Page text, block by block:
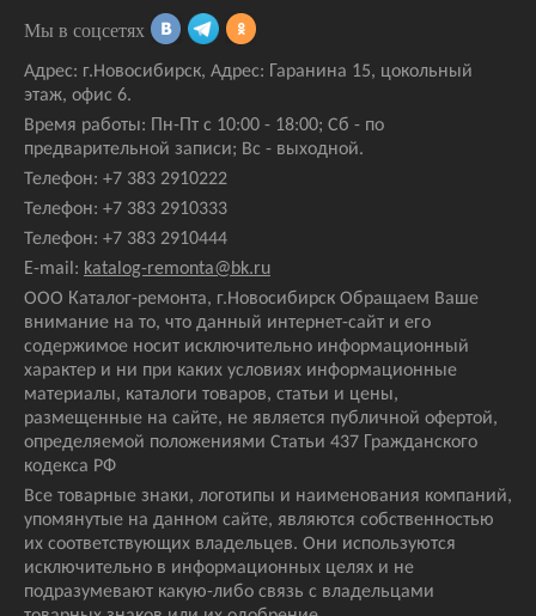
Адрес: г.Новосибирск, Адрес: Гаранина 15, цокольный
этаж, офис 6.
Время работы: Пн-Пт с 10:00 - 18:00; Сб - по
предварительной записи; Вс - выходной.
Телефон: +7 383 2910222
Телефон: +7 383 2910333
Телефон: +7 383 2910444
E-mail: katalog-remonta@bk.ru
ООО Каталог-ремонта, г.Новосибирск Обращаем Ваше
внимание на то, что данный интернет-сайт и его
содержимое носит исключительно информационный
характер и ни при каких условиях информационные
материалы, каталоги товаров, статьи и цены,
размещенные на сайте, не является публичной офертой,
определяемой положениями Статьи 437 Гражданского
кодекса РФ
Все товарные знаки, логотипы и наименования компаний,
упомянутые на данном сайте, являются собственностью
их соответствующих владельцев. Они используются
исключительно в информационных целях и не
подразумевают какую-либо связь с владельцами
Мы в соцсетях